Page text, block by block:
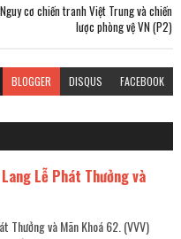
Nguy cơ chiến tranh Việt Trung và chiến
lược phòng vệ VN (P2)
BLOGGER DISQUS FACEBOOK
Lễ Phát Thưởng và
Thưởng và Mãn Khoá 62. (VVV)